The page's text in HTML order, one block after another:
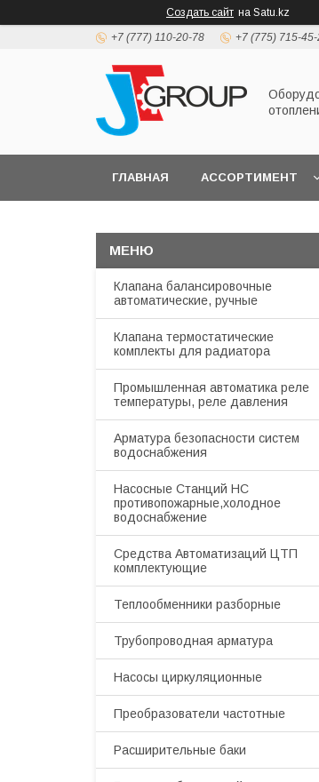
Создать сайт на Satu.kz
+7 (777) 110-20-78 +7 (775) 715-
ГЛАВНАЯ АССОРТИМЕНТ
Клапана балансировочные
автоматические, ручные
Клапана термостатические
комплекты для радиатора
Промышленная автоматика реле
температуры, реле давления
Арматура безопасности систем
водоснабжения
Насосные Станций НС
противопожарные,холодное
водоснабжение
Средства Автоматизаций ЦТП
комплектующие
Теплообменники разборные
Трубопроводная арматура
Насосы циркуляционные
Преобразователи частотные
Расширительные баки